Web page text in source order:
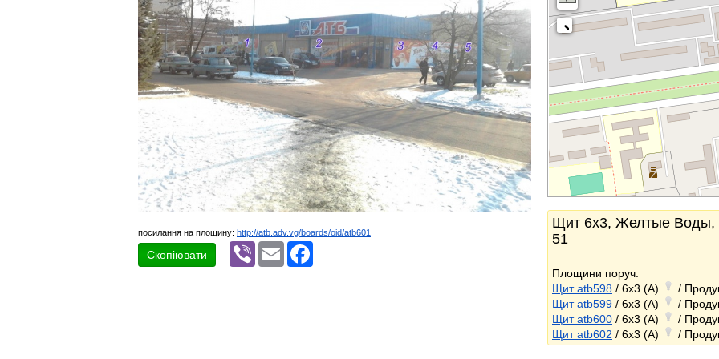
посилання на площину: http://atb.adv.vg/boards/oid/atb601
Скопіювати
Viber Email
Щит 6x3, Желтые Воды,
51
Площини поруч:
Щит atb598 / 6x3 (A)
/
Щит atb599 / 6x3 (A)
/
Щит atb600 / 6x3 (A)
/
Щит atb602 / 6x3 (A) /